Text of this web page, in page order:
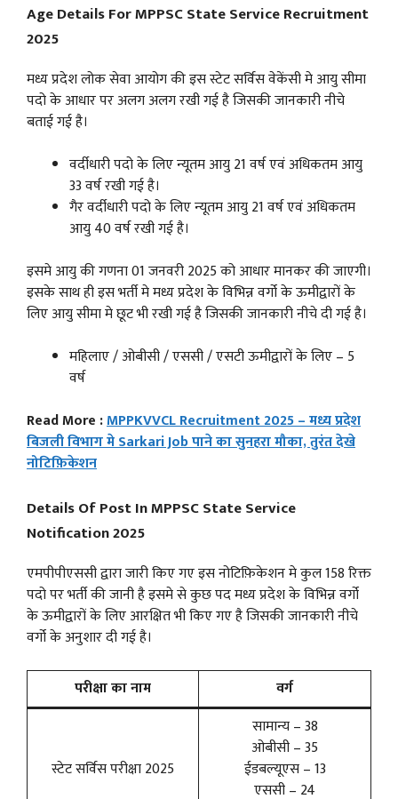
Age Details For MPPSC State Service Recruitment
2025
मध्य प्रदेश लोक सेवा आयोग की इस स्टेट सर्विस वेकेंसी मे आयु सीमा
पदो के आधार पर अलग अलग रखी गई है जिसकी जानकारी नीचे
बताई गई है।
वर्दीधारी पदो के लिए न्यूतम आयु 21 वर्ष एवं अधिकतम आयु
33 वर्ष रखी गई है।
गैर वर्दीधारी पदो के लिए न्यूतम आयु 21 वर्ष एवं अधिकतम
आयु 40 वर्ष रखी गई है।
इसमे आयु की गणना 01 जनवरी 2025 को आधार मानकर की जाएगी।
इसके साथ ही इस भर्ती मे मध्य प्रदेश के विभिन्न वर्गो के ऊमीद्वारों के
लिए आयु सीमा मे छूट भी रखी गई है जिसकी जानकारी नीचे दी गई है।
महिलाए / ओबीसी / एससी / एसटी ऊमीद्वारों के लिए – 5
वर्ष
Read More :MPPKVVCL Recruitment 2025 – मध्य प्रदेश
बिजली विभाग मे Sarkari Job पाने का सुनहरा मौका, तुरंत देखे
नोटिफ़िकेशन
Details Of Post In MPPSC State Service
Notification 2025
एमपीपीएससी द्वारा जारी किए गए इस नोटिफ़िकेशन मे कुल 158 रिक्त
पदो पर भर्ती की जानी है इसमे से कुछ पद मध्य प्रदेश के विभिन्न वर्गो
के ऊमीद्वारों के लिए आरक्षित भी किए गए है जिसकी जानकारी नीचे
वर्गो के अनुशार दी गई है।
परीक्षा का नाम वर्ग
स्टेट सर्विस परीक्षा 2025
सामान्य – 38
ओबीसी – 35
ईडबल्यूएस – 13
एससी – 24